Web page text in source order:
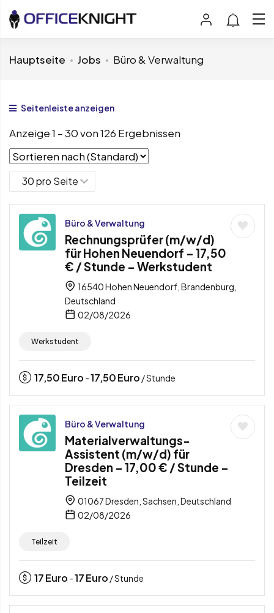
Hauptseite Jobs Büro & Verwaltung
Seitenleiste anzeigen
Anzeige1 –30von 126 Ergebnissen
Büro & Verwaltung
Rechnungsprüfer (m/w/d)
für Hohen Neuendorf – 17,50
€ / Stunde – Werkstudent
16540 Hohen Neuendorf, Brandenburg,
Deutschland
02/08/2026
Werkstudent
17,50Euro -17,50Euro / Stunde
Büro & Verwaltung
Materialverwaltungs-
Assistent (m/w/d) für
Dresden – 17,00 € / Stunde –
Teilzeit
01067 Dresden, Sachsen, Deutschland
02/08/2026
Teilzeit
17Euro -17Euro / Stunde